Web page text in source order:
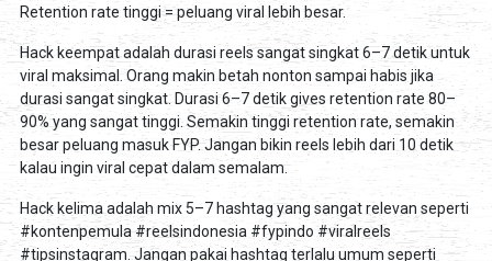
Retention rate tinggi = peluang viral lebih besar.
Hack keempat adalah durasi reels sangat singkat 6–7 detik untuk
viral maksimal. Orang makin betah nonton sampai habis jika
durasi sangat singkat. Durasi 6–7 detik gives retention rate 80–
90% yang sangat tinggi. Semakin tinggi retention rate, semakin
besar peluang masuk FYP. Jangan bikin reels lebih dari 10 detik
kalau ingin viral cepat dalam semalam.
Hack kelima adalah mix 5–7 hashtag yang sangat relevan seperti
#kontenpemula #reelsindonesia #fypindo #viralreels
#tipsinstagram. Jangan pakai hashtag terlalu umum seperti